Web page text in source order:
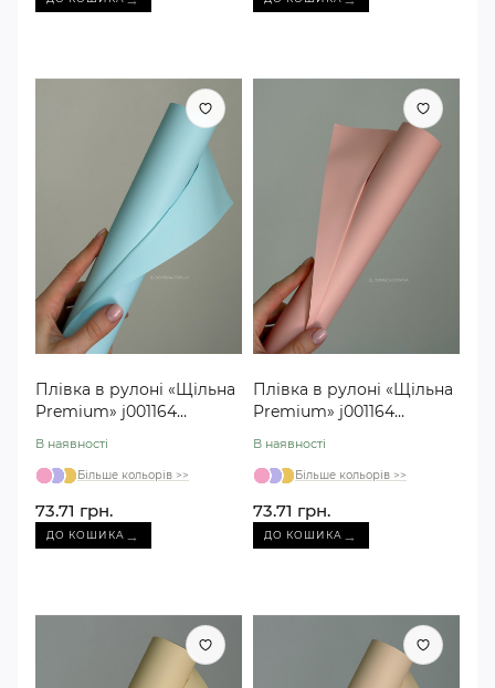
Плівка в рулоні «Щільна
Premium» j001164
В наявності
Більше кольорів >>
73.71 грн.
ДО КОШИКА →
Плівка в рулоні «Щільна
Premium» j001164
В наявності
Більше кольорів >>
73.71 грн.
ДО КОШИКА →